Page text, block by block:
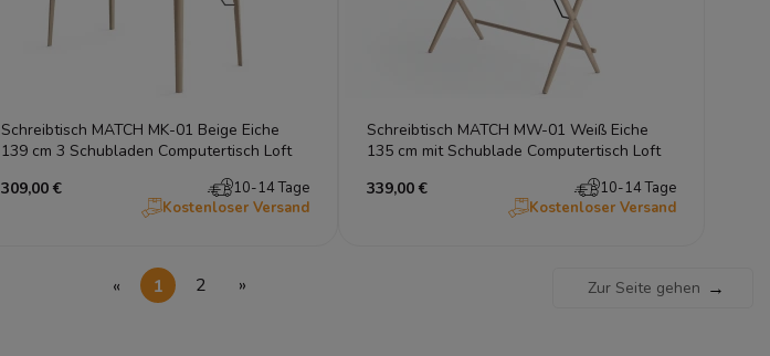
Schreibtisch MATCH MK-01 Beige Eiche
139 cm 3 Schubladen Computertisch Loft
309,00 €
10-14 Tage
Kostenloser Versand
Schreibtisch MATCH MW-01 Weiß Eiche
135 cm mit Schublade Computertisch Loft
339,00 €
10-14 Tage
Kostenloser Versand
→
« 1 2 »